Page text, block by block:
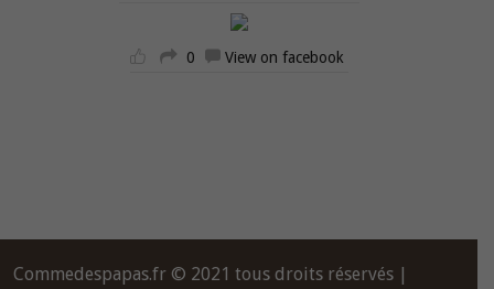
0 View on facebook
Commedespapas.fr © 2021 tous droits réservés |